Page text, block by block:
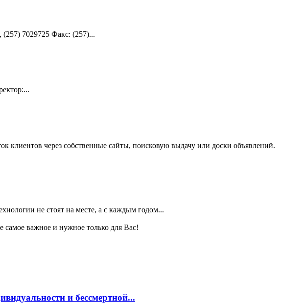
(257) 7029725 Факс: (257)...
клиентов через собственные сайты, поисковую выдачу или доски объявлений.
не стоят на месте, а с каждым годом...
самое важное и нужное только для Вас!
и бессмертной...